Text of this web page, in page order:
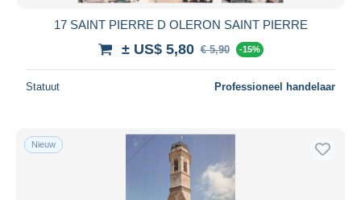
17 SAINT PIERRE D OLERON SAINT PIERRE
± US$ 5,80 € 5,90 -15%
Statuut Professioneel handelaar
Nieuw